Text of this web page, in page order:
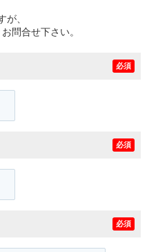
が、
問合せ下さい。
必須
必須
必須